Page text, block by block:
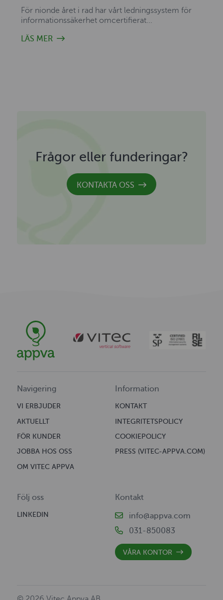
För nionde året i rad har vårt ledningssystem för
informationssäkerhet omcertifierat...
LÄS MER
Frågor eller funderingar?
KONTAKTA OSS
Navigering
VI ERBJUDER
AKTUELLT
FÖR KUNDER
JOBBA HOS OSS
OM VITEC APPVA
Information
KONTAKT
INTEGRITETSPOLICY
COOKIEPOLICY
PRESS (VITEC-APPVA.COM)
Följ oss
LINKEDIN
Kontakt
info@appva.com
031-850083
VÅRA KONTOR